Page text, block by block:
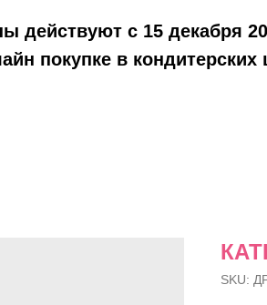
действуют с 15 декабря
покупке в кондитерских
SKU: